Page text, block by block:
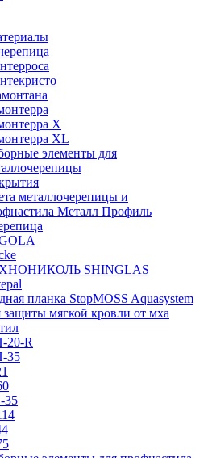
X
XL
элементы для
металлочерепицы и
Металл Профиль
SHINGLAS
планка StopMOSS Aquasystem
защиты мягкой кровли от мха
R
35